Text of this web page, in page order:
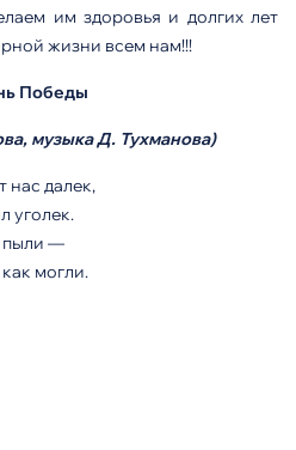
им здоровья и долгих лет
жизни всем нам!!!
Победы
музыка Д. Тухманова)
нас далек,
уголек.
пыли —
могли.